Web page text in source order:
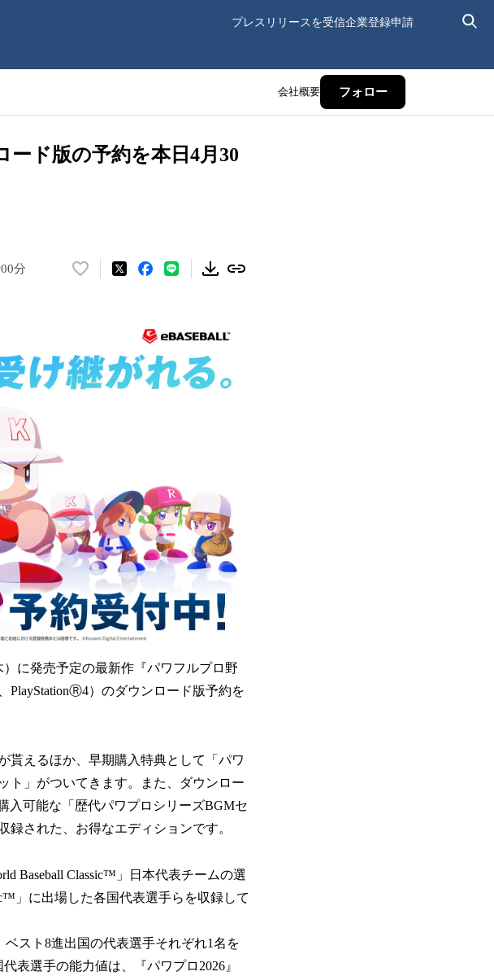
プレスリリースを受信企業登録申請
会社概要 フォロー
ード版の予約を本日4月30
分
い
を
読
に発売予定の最新作『パワフルプロ野
PlayStationⓇ4）のダウンロード版予約を
貰えるほか、早期購入特典として「パワ
ト」がついてきます。また、ダウンロー
入可能な「歴代パワプロシリーズBGMセ
された、お得なエディションです。
Baseball Classic™」日本代表チームの選
」に出場した各国代表選手らを収録して
ベスト8進出国の代表選手それぞれ1名を
表選手の能力値は、『パワプロ2026』